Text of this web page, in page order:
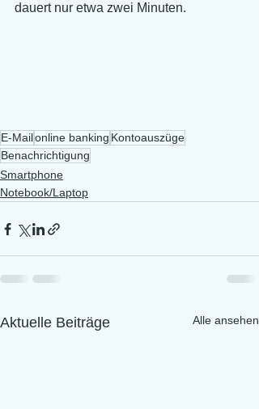
dauert nur etwa zwei Minuten.
E-Mailonline banking Kontoauszüge
Benachrichtigung
Smartphone
Notebook/Laptop
Aktuelle Beiträge Alle ansehen